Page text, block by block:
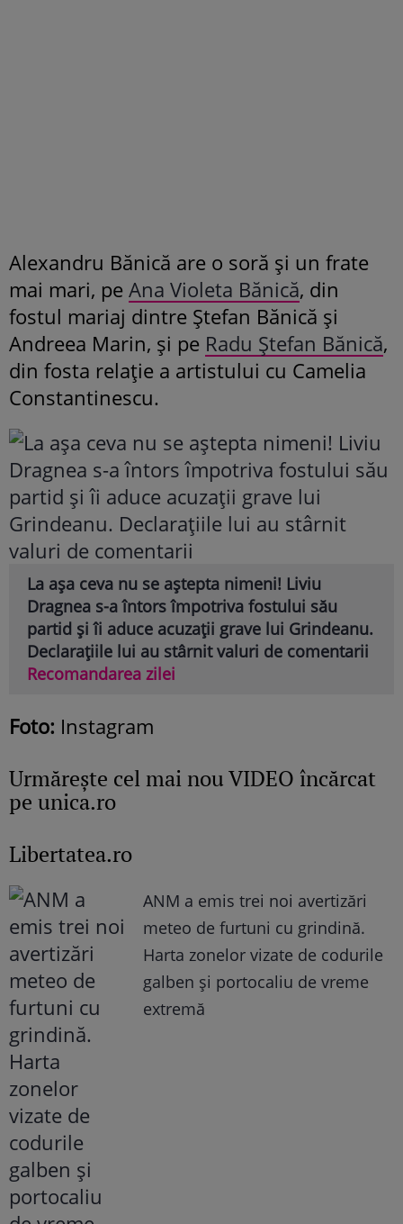
Alexandru Bănică are o soră și un frate
mai mari, pe Ana Violeta Bănică, din
fostul mariaj dintre Ștefan Bănică și
Andreea Marin, și pe Radu Ștefan Bănică,
din fosta relație a artistului cu Camelia
Constantinescu.
La așa ceva nu se aștepta nimeni! Liviu
Dragnea s-a întors împotriva fostului său
partid și îi aduce acuzații grave lui Grindeanu.
Declarațiile lui au stârnit valuri de comentarii
Recomandarea zilei
Foto: Instagram
Urmăreşte cel mai nou VIDEO încărcat
pe unica.ro
Libertatea.ro
ANM a emis trei noi avertizări
meteo de furtuni cu grindină.
Harta zonelor vizate de codurile
galben și portocaliu de vreme
extremă